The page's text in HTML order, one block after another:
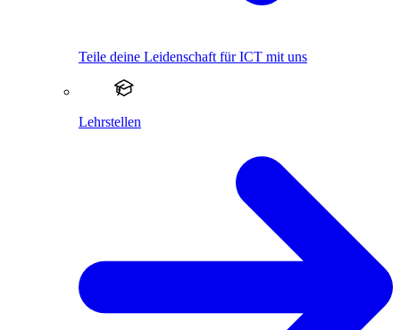
Teile deine Leidenschaft für ICT mit uns
Lehrstellen